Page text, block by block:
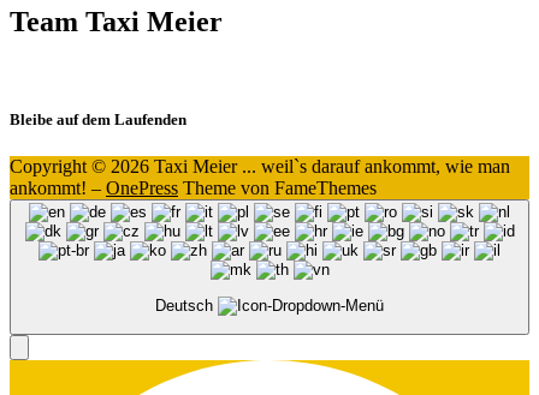
Team Taxi Meier
Bleibe auf dem Laufenden
Copyright © 2026 Taxi Meier ... weil`s darauf ankommt, wie man
ankommt! – OnePress Theme von FameThemes
Deutsch